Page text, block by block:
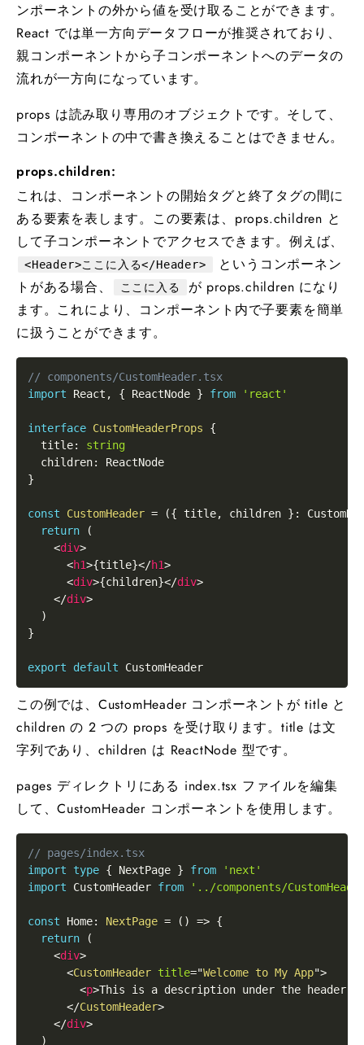
ンポーネントの外から値を受け取ることができます。
React では単一方向データフローが推奨されており、
親コンポーネントから子コンポーネントへのデータの
流れが一方向になっています。
props は読み取り専用のオブジェクトです。そして、
コンポーネントの中で書き換えることはできません。
props.children:
これは、コンポーネントの開始タグと終了タグの間に
ある要素を表します。この要素は、props.children と
して子コンポーネントでアクセスできます。例えば、
<Header>ここに入る</Header>
というコンポーネン
トがある場合、
ここに入る
が props.children になり
ます。これにより、コンポーネント内で子要素を簡単
に扱うことができます。
// components/CustomHeader.tsx
import
React , { ReactNode } from 'react'
interface CustomHeaderProps
{
  title
:
string
  children
:
ReactNode
}
const CustomHeader = ({ title, children } :
return
(
<div>
<h1>{title}</h1>
<div>{children}</div>
</div>
)
}
export default CustomHeader
この例では、CustomHeader コンポーネントが title と
children の 2 つの props を受け取ります。title は文
字列であり、children は ReactNode 型です。
pages ディレクトリにある index.tsx ファイルを編集
して、CustomHeader コンポーネントを使用します。
// pages/index.tsx
import type { NextPage } from
'next'
import
CustomHeader from '../components/
const Home: NextPage = ( ) => {
return
(
<div>
<CustomHeader title="Welcome to My App">
<p>This is a description under the header.
</CustomHeader>
</div>
)